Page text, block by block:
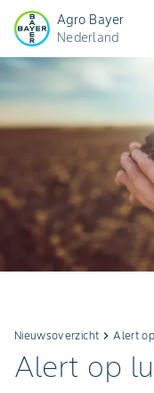
Agro Bayer
Nederland
Nieuwsoverzicht keyboard_arrow_rightAlert
Alert op